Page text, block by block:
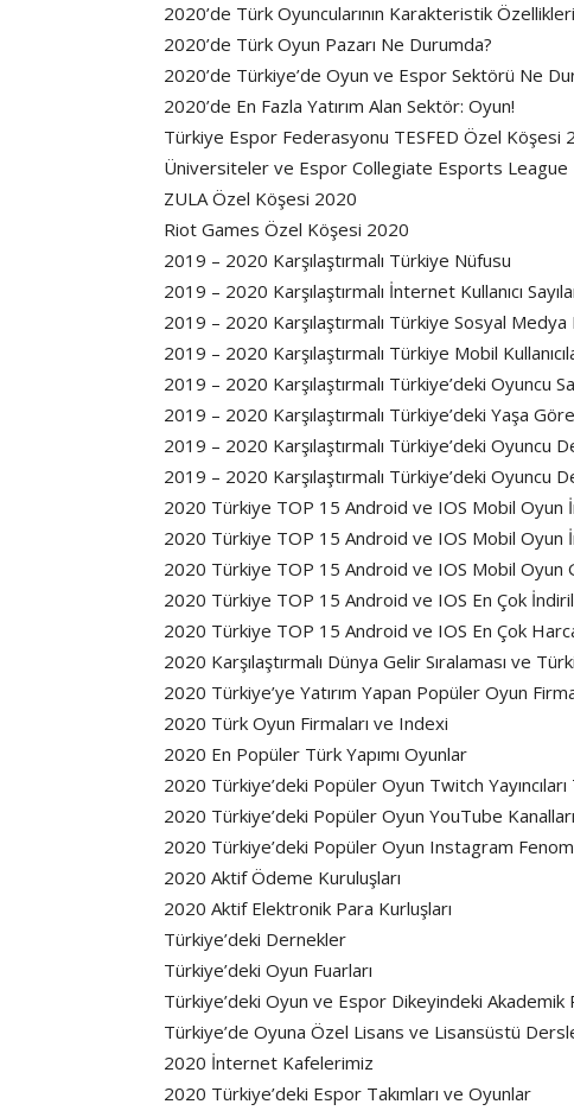
2020’de Türk Oyuncularının Karakteristik Özellikleri
2020’de Türk Oyun Pazarı Ne Durumda?
2020’de Türkiye’de Oyun ve Espor Sektörü Ne
2020’de En Fazla Yatırım Alan Sektör: Oyun!
Türkiye Espor Federasyonu TESFED Özel Köşesi
Üniversiteler ve Espor Collegiate Esports League
ZULA Özel Köşesi 2020
Riot Games Özel Köşesi 2020
2019 – 2020 Karşılaştırmalı Türkiye Nüfusu
2019 – 2020 Karşılaştırmalı İnternet Kullanıcı
2019 – 2020 Karşılaştırmalı Türkiye Sosyal Medya
2019 – 2020 Karşılaştırmalı Türkiye Mobil
2019 – 2020 Karşılaştırmalı Türkiye’deki Oyuncu
2019 – 2020 Karşılaştırmalı Türkiye’deki Yaşa
2019 – 2020 Karşılaştırmalı Türkiye’deki Oyuncu
2019 – 2020 Karşılaştırmalı Türkiye’deki Oyuncu
2020 Türkiye TOP 15 Android ve IOS Mobil Oyun
2020 Türkiye TOP 15 Android ve IOS Mobil Oyun
2020 Türkiye TOP 15 Android ve IOS Mobil Oyun
2020 Türkiye TOP 15 Android ve IOS En Çok
2020 Türkiye TOP 15 Android ve IOS En Çok
2020 Karşılaştırmalı Dünya Gelir Sıralaması ve
2020 Türkiye’ye Yatırım Yapan Popüler Oyun
2020 Türk Oyun Firmaları ve Indexi
2020 En Popüler Türk Yapımı Oyunlar
2020 Türkiye’deki Popüler Oyun Twitch
2020 Türkiye’deki Popüler Oyun YouTube
2020 Türkiye’deki Popüler Oyun Instagram
2020 Aktif Ödeme Kuruluşları
2020 Aktif Elektronik Para Kurluşları
Türkiye’deki Dernekler
Türkiye’deki Oyun Fuarları
Türkiye’deki Oyun ve Espor Dikeyindeki
Türkiye’de Oyuna Özel Lisans ve Lisansüstü
2020 İnternet Kafelerimiz
2020 Türkiye’deki Espor Takımları ve Oyunlar